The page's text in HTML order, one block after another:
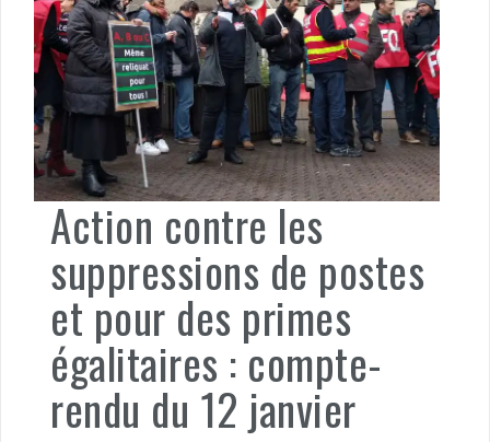
Action contre les
suppressions de postes
et pour des primes
égalitaires : compte-
rendu du 12 janvier